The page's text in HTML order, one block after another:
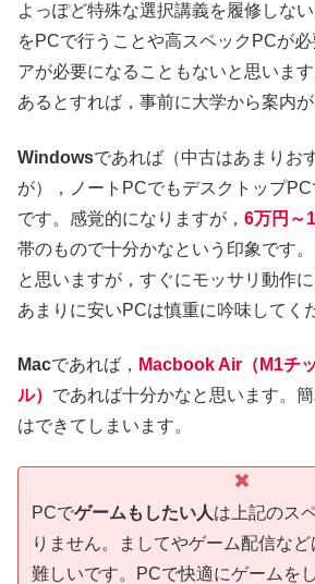
よっぽど特殊な選択講義を履修しな
をPCで行うことや高スペックPCが
アが必要になることもないと思いま
あるとすれば，事前に大学から案内が
Windowsであれば（中古はあまりお
が），ノートPCでもデスクトップ
です。感覚的になりますが， 6万円～
帯のもので十分かなという印象です
と思いますが，すぐにモッサリ動作
あまりに安いPCは慎重に吟味してく
Macであれば， Macbook Air（M1チ
ル） であれば十分かなと思います。
はできてしまいます。
PCでゲームもしたい人は上記のス
りません。ましてやゲーム配信な
難しいです。PCで快適にゲームを